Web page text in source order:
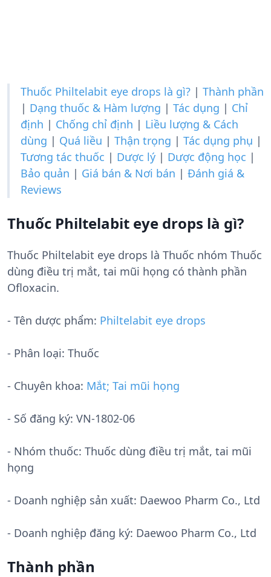
Thuốc Philtelabit eye drops là gì? | Thành phần
| Dạng thuốc & Hàm lượng | Tác dụng | Chỉ
định | Chống chỉ định | Liều lượng & Cách
dùng | Quá liều | Thận trọng | Tác dụng phụ |
Tương tác thuốc | Dược lý | Dược động học |
Bảo quản | Giá bán & Nơi bán | Đánh giá &
Reviews
Thuốc Philtelabit eye drops là gì?
Thuốc Philtelabit eye drops là Thuốc nhóm Thuốc
dùng điều trị mắt, tai mũi họng có thành phần
Ofloxacin.
- Tên dược phẩm: Philtelabit eye drops
- Phân loại: Thuốc
- Chuyên khoa: Mắt; Tai mũi họng
- Số đăng ký: VN-1802-06
- Nhóm thuốc: Thuốc dùng điều trị mắt, tai mũi
họng
- Doanh nghiệp sản xuất: Daewoo Pharm Co., Ltd
- Doanh nghiệp đăng ký: Daewoo Pharm Co., Ltd
Thành phần